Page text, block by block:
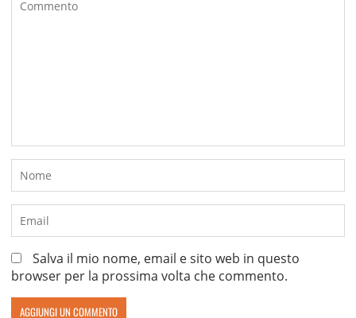
Salva il mio nome, email e sito web in questo
browser per la prossima volta che commento.